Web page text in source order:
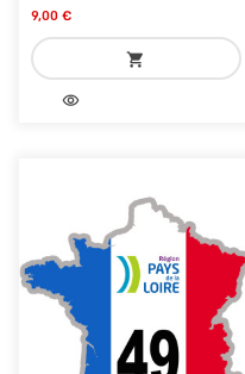
9,00 €
shopping_cart
add_shopping_cartvisibility